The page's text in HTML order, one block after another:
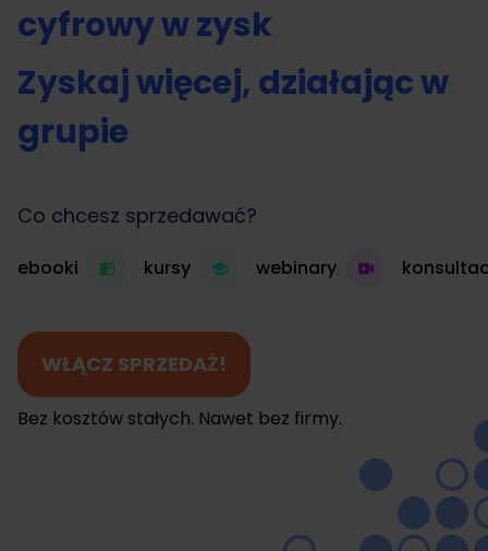
cyfrowy w zysk
Zyskaj więcej, działając w
grupie
Co chcesz sprzedawać?
ebooki kursy webinary
WŁĄCZ SPRZEDAŻ!
Bez kosztów stałych. Nawet bez firmy.